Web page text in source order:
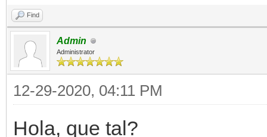
Find
Admin
Administrator
12-29-2020, 04:11 PM
Hola, que tal?